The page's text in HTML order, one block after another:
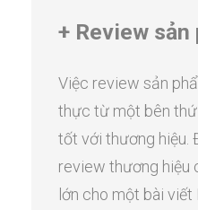
+ Review sản
Việc review sản
thực từ một bên
tốt với thương hiệu.
review thương hiệu
lớn cho một bài viết